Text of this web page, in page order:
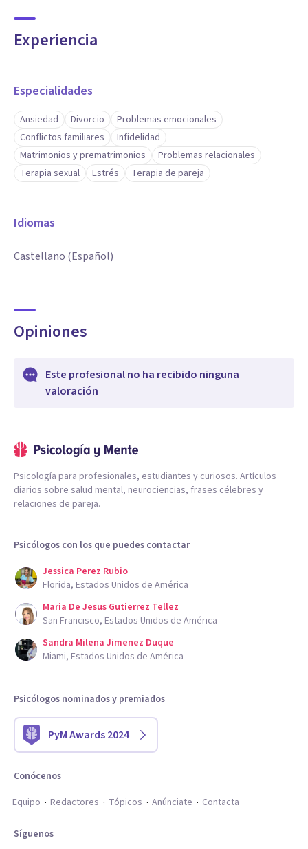
Experiencia
Especialidades
Ansiedad Divorcio
Problemas emocionales
Conflictos familiares
Infidelidad
Matrimonios y prematrimonios
Problemas relacionales
Terapia sexual
Estrés Terapia de pareja
Idiomas
Castellano (Español)
Opiniones
Este profesional no ha recibido ninguna
valoración
Psicología para profesionales, estudiantes y curiosos. Artículos
diarios sobre salud mental, neurociencias, frases célebres y
relaciones de pareja.
Psicólogos con los que puedes contactar
Jessica Perez Rubio
Florida, Estados Unidos de América
Maria De Jesus Gutierrez Tellez
San Francisco, Estados Unidos de América
Sandra Milena Jimenez Duque
Miami, Estados Unidos de América
Psicólogos nominados y premiados
PyM Awards 2024
Conócenos
Equipo
Redactores Tópicos Anúnciate Contacta
Síguenos